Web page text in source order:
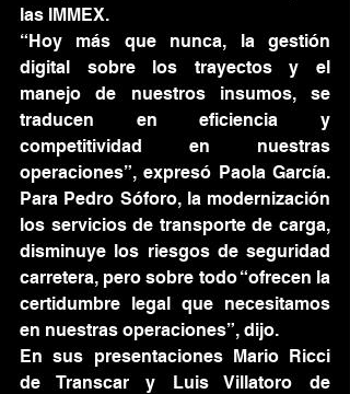
las IMMEX.
“Hoy más que nunca, la gestión
digital sobre los trayectos y el
manejo de nuestros insumos, se
traducen en eficiencia y
competitividad en nuestras
operaciones”, expresó Paola García.
Para Pedro Sóforo, la modernización
los servicios de transporte de carga,
disminuye los riesgos de seguridad
carretera, pero sobre todo “ofrecen la
certidumbre legal que necesitamos
en nuestras operaciones”, dijo.
En sus presentaciones Mario Ricci
de Transcar y Luis Villatoro de